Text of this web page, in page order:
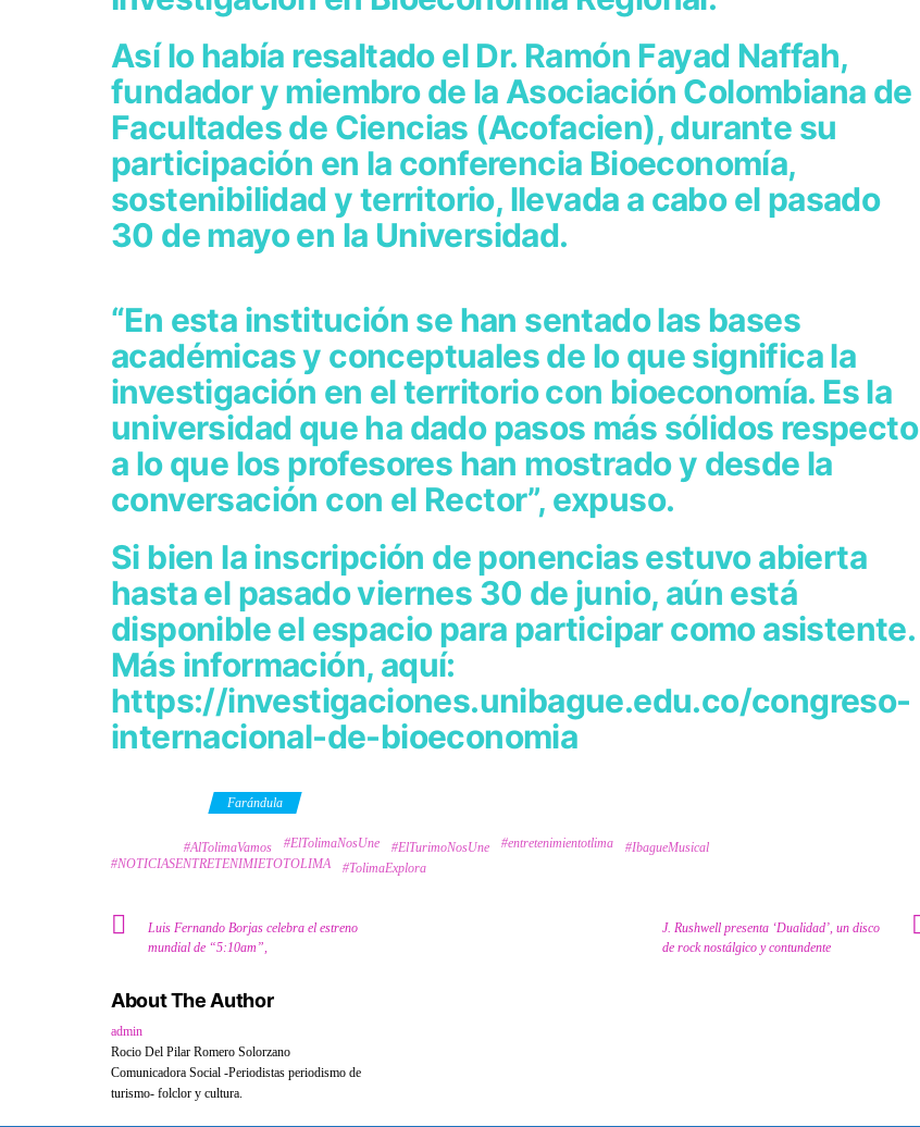
Así lo había resaltado el Dr. Ramón Fayad Naffah,
fundador y miembro de la Asociación Colombiana de
Facultades de Ciencias (Acofacien), durante su
participación en la conferencia Bioeconomía,
sostenibilidad y territorio, llevada a cabo el pasado
30 de mayo en la Universidad.
“En esta institución se han sentado las bases
académicas y conceptuales de lo que significa la
investigación en el territorio con bioeconomía. Es la
universidad que ha dado pasos más sólidos respecto
a lo que los profesores han mostrado y desde la
conversación con el Rector”, expuso.
Si bien la inscripción de ponencias estuvo abierta
hasta el pasado viernes 30 de junio, aún está
disponible el espacio para participar como asistente.
Más información, aquí:
https://investigaciones.unibague.edu.co/congreso-
internacional-de-bioeconomia
Farándula
#AlTolimaVamos #ElTolimaNosUne #ElTurimoNosUne #entretenimientotlima
#IbagueMusical
#NOTICIASENTRETENIMIETOTOLIMA
#TolimaExplora
Luis Fernando Borjas celebra el estreno
mundial de “5:10am”,
J. Rushwell presenta ‘Dualidad’, un disco
de rock nostálgico y contundente
About The Author
admin
Rocio Del Pilar Romero Solorzano
Comunicadora Social -Periodistas periodismo de
turismo- folclor y cultura.